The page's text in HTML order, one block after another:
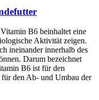
B6 beinhaltet eine
Aktivität zeigen.
ineinander innerhalb des
Darum bezeichnet
B6 ist für den
den Ab- und Umbau der